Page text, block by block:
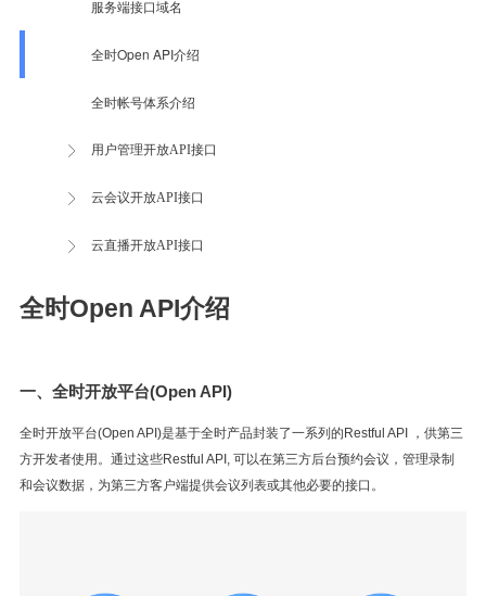
服务端接口域名
全时Open API介绍
全时帐号体系介绍
用户管理开放API接口
云会议开放API接口
云直播开放API接口
全时Open API介绍
一、全时开放平台(Open API)
全时开放平台(Open API)是基于全时产品封装了一系列的Restful API ，供第三
方开发者使用。通过这些Restful API, 可以在第三方后台预约会议，管理录制
和会议数据，为第三方客户端提供会议列表或其他必要的接口。